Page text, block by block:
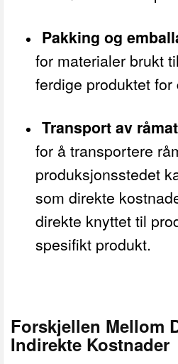
Pakking og
for materialer brukt
ferdige produktet for
Transport av
for å transportere
produksjonsstedet
som direkte
direkte knyttet til
spesifikt produkt.
Forskjellen Mellom
Indirekte Kostnader